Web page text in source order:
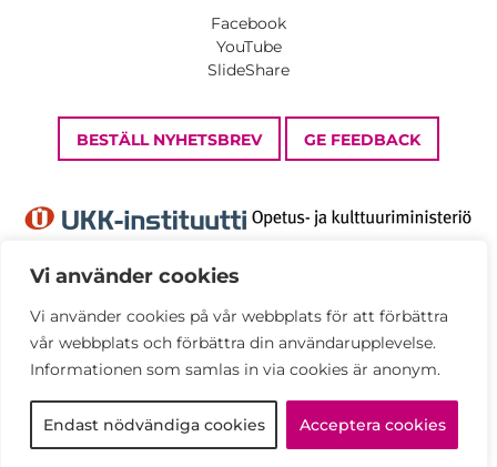
Vi använder cookies
Vi använder cookies på vår webbplats för att förbättra
vår webbplats och förbättra din användarupplevelse.
Informationen som samlas in via cookies är anonym.
Endast nödvändiga cookies Acceptera cookies
Facebook
YouTube
SlideShare
BESTÄLL NYHETSBREV GE FEEDBACK
Dataskyddsbeskrivning
Tillgänglighetsutlåtande
© UKK Institute 2026
Alla rättigheter förbehållna.